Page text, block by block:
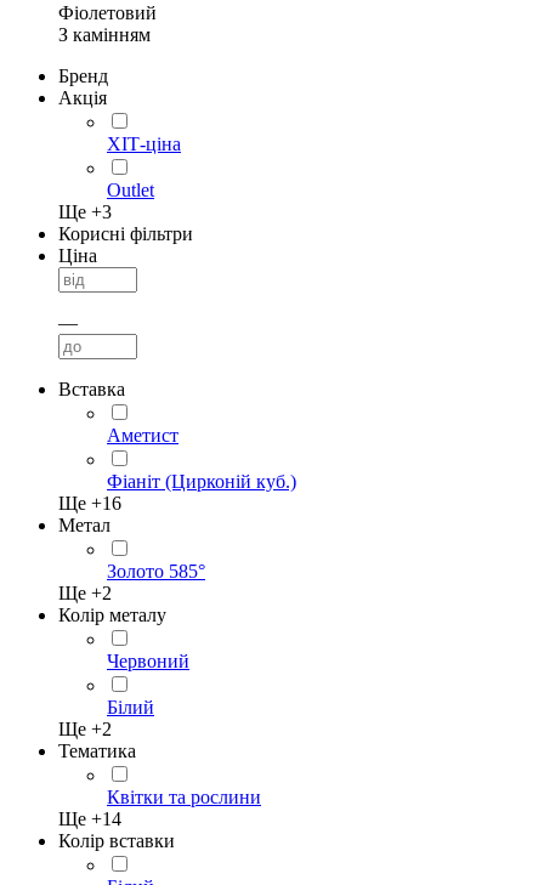
Фіолетовий
З камінням
Бренд
Акція
ХІТ-ціна
Outlet
Ще +3
Корисні фільтри
Ціна
—
Вставка
Аметист
Фіаніт (Цирконій куб.)
Ще +16
Метал
Золото 585°
Ще +2
Колір металу
Червоний
Білий
Ще +2
Тематика
Квітки та рослини
Ще +14
Колір вставки